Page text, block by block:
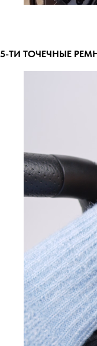
5-ТИ ТОЧЕЧНЫЕ